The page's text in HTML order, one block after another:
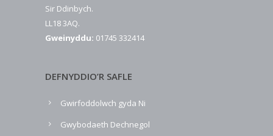
Sir Ddinbych.
LL18 3AQ.
Gweinyddu: 01745 332414
DEFNYDDIO’R SAFLE
Gwirfoddolwch gyda Ni
Gwybodaeth Dechnegol